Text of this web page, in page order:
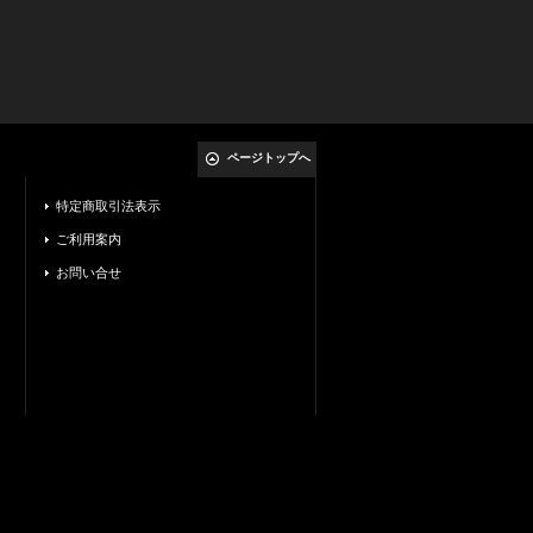
ページトップへ
特定商取引法表示
ご利用案内
お問い合せ